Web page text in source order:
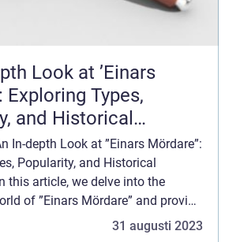
Look at ’Einars
Exploring Types,
and Historical
In-depth Look at ”Einars Mördare”:
Popularity, and Historical
this article, we delve into the
of ”Einars Mördare” and provide
overview of what ...31 augusti 2023